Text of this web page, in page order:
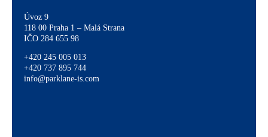
Úvoz 9
118 00 Praha 1 – Malá Strana
IČO 284 655 98
+420 245 005 013
+420 737 895 744
info@parklane-is.com